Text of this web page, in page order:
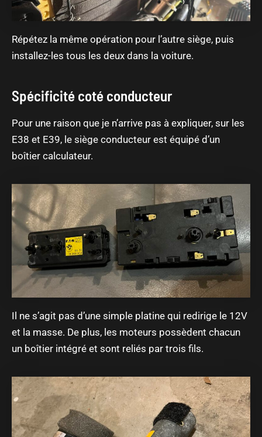
Répétez la même opération pour l’autre siège, puis
installez-les tous les deux dans la voiture.
Spécificité coté conducteur
Pour une raison que je n’arrive pas à expliquer, sur les
E38 et E39, le siège conducteur est équipé d’un
boîtier calculateur.
Il ne s’agit pas d’une simple platine qui redirige le 12V
et la masse. De plus, les moteurs possèdent chacun
un boîtier intégré et sont reliés par trois fils.